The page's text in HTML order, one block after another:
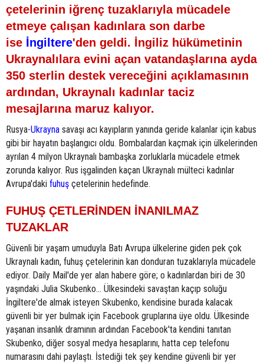
çetelerinin iğrenç tuzaklarıyla mücadele
etmeye çalışan kadınlara son darbe
ise İngiltere'den geldi. İngiliz hükümetinin
Ukraynalılara evini açan vatandaşlarına ayda
350 sterlin destek vereceğini açıklamasının
ardından, Ukraynalı kadınlar taciz
mesajlarına maruz kalıyor.
Rusya-Ukrayna savaşı acı kayıpların yanında geride kalanlar için kabus
gibi bir hayatın başlangıcı oldu. Bombalardan kaçmak için ülkelerinden
ayrılan 4 milyon Ukraynalı bambaşka zorluklarla mücadele etmek
zorunda kalıyor. Rus işgalinden kaçan Ukraynalı mülteci kadınlar
Avrupa'daki fuhuş çetelerinin hedefinde.
FUHUŞ ÇETLERİNDEN İNANILMAZ
TUZAKLAR
Güvenli bir yaşam umuduyla Batı Avrupa ülkelerine giden pek çok
Ukraynalı kadın, fuhuş çetelerinin kan donduran tuzaklarıyla mücadele
ediyor. Daily Mail'de yer alan habere göre; o kadınlardan biri de 30
yaşındaki Julia Skubenko... Ülkesindeki savaştan kaçıp soluğu
İngiltere'de almak isteyen Skubenko, kendisine burada kalacak
güvenli bir yer bulmak için Facebook gruplarına üye oldu. Ülkesinde
yaşanan insanlık dramının ardından Facebook'ta kendini tanıtan
Skubenko, diğer sosyal medya hesaplarını, hatta cep telefonu
numarasını dahi paylaştı. İstediği tek şey kendine güvenli bir yer